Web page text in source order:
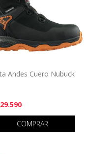
Andes Cuero Nubuck
COMPRAR